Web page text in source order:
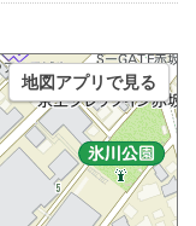
地図アプリで見る